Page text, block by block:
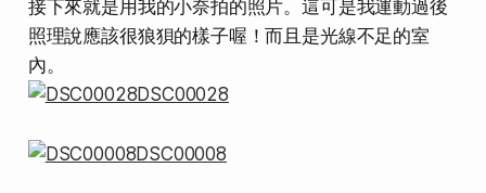
接下來就是用我的小奈拍的照片。這可是我運動過後
照理說應該很狼狽的樣子喔！而且是光線不足的室
內。